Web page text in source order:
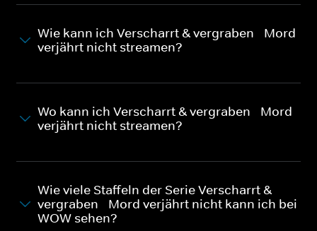
Wie kann ich Verscharrt & vergraben - Mord
verjährt nicht streamen?
Wo kann ich Verscharrt & vergraben - Mord
verjährt nicht streamen?
Wie viele Staffeln der Serie Verscharrt &
vergraben - Mord verjährt nicht kann ich bei
WOW sehen?